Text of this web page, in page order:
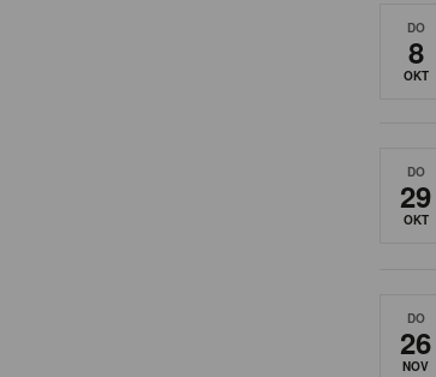
DO
8
OKT
DO
29
OKT
DO
26
NOV